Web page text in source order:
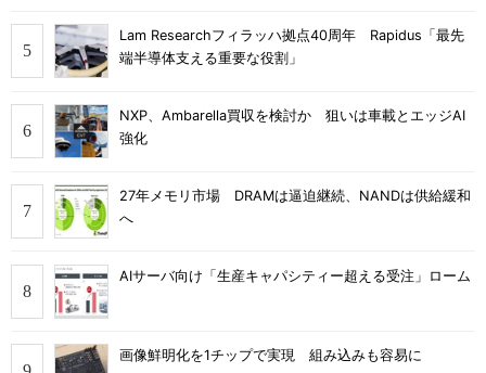
Lam Researchフィラッハ拠点40周年 Rapidus「最先
端半導体支える重要な役割」
NXP、Ambarella買収を検討か 狙いは車載とエッジAI
強化
27年メモリ市場 DRAMは逼迫継続、NANDは供給緩和
へ
AIサーバ向け「生産キャパシティー超える受注」ローム
画像鮮明化を1チップで実現 組み込みも容易に